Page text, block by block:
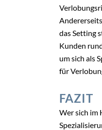
das Setting
Kunden
um sich als
für
FAZIT
Wer sich im